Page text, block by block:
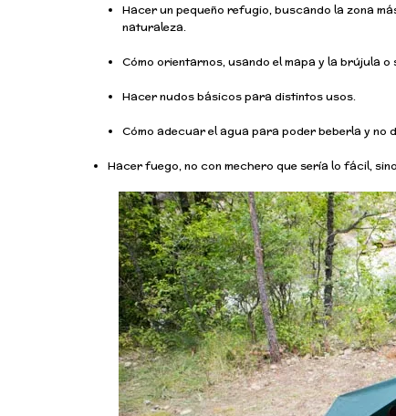
Hacer un pequeño refugio, buscando la zona
naturaleza.
Cómo orientarnos, usando el mapa y la brújula o
Hacer nudos básicos para distintos usos.
Cómo adecuar el agua para poder beberla y
Hacer fuego, no con mechero que sería lo fácil,